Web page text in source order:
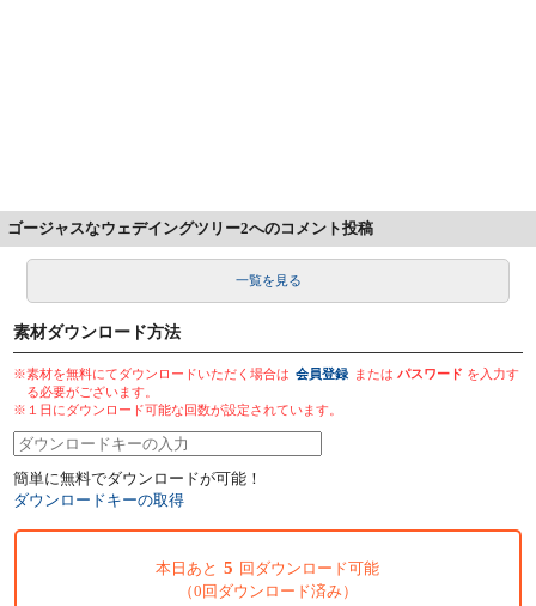
ゴージャスなウェデイングツリー2へのコメント投稿
一覧を見る
素材ダウンロード方法
※素材を無料にてダウンロードいただく場合は 会員登録 またはパスワード を入力す
る必要がございます。
※１日にダウンロード可能な回数が設定されています。
簡単に無料でダウンロードが可能！
ダウンロードキーの取得
本日あと 5 回ダウンロード可能
（0回ダウンロード済み）